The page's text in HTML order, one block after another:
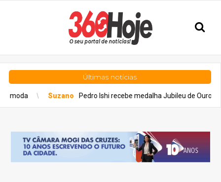
Últimas notícias
Suzano Pedro Ishi recebe medalha Jubileu de Ouro pelos 50